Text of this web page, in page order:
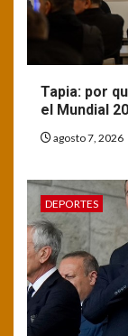
Tapia: por
el Mundial
agosto 7, 2026
DEPORTES